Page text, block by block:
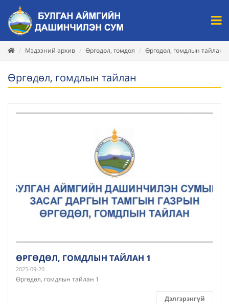
Мэдээний архив Өргөдөл, гомдол Өргөдөл, гомдлын тайлан
Өргөдөл, гомдлын тайлан
ӨРГӨДӨЛ, ГОМДЛЫН ТАЙЛАН 1
2025-09-20
Өргөдөл, гомдлын тайлан 1
Дэлгэрэнгүй